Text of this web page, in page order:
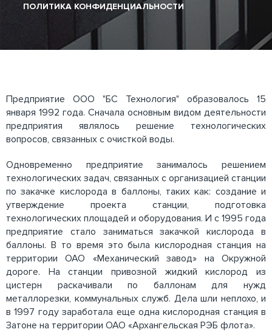
ПОЛИТИКА КОНФИДЕНЦИАЛЬНОСТИ
Предприятие ООО "БС Технология" образовалось 15
января 1992 года. Сначала основным видом деятельности
предприятия являлось решение технологических
вопросов, связанных с очисткой воды.
Одновременно предприятие занималось решением
технологических задач, связанных с организацией станции
по закачке кислорода в баллоны, таких как: создание и
утверждение проекта станции, подготовка
технологических площадей и оборудования. И с 1995 года
предприятие стало заниматься закачкой кислорода в
баллоны. В то время это была кислородная станция на
территории ОАО «Механический завод» на Окружной
дороге. На станции привозной жидкий кислород из
цистерн раскачивали по баллонам для нужд
металлорезки, коммунальных служб. Дела шли неплохо, и
в 1997 году заработала еще одна кислородная станция в
Затоне на территории ОАО «Архангельская РЭБ флота».